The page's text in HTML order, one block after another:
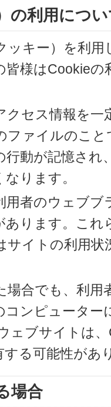
の利用につ
ッキー）を利
皆様はCookie
クセス情報を
ファイルのこ
行動が記憶さ
ります。
用者のウェブ
あります。こ
サイトの利用
場合でも、利用
コンピュータ
ェブサイトは
する可能性があ
場合